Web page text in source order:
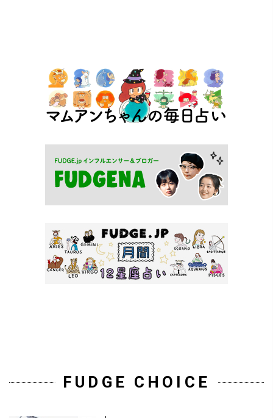
FUDGE CHOICE